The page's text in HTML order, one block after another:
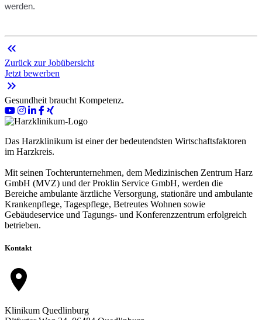
werden.
keyboard_double_arrow_left
Zurück zur Jobübersicht
Jetzt bewerben
keyboard_double_arrow_right
Gesundheit braucht Kompetenz.
Das Harzklinikum ist einer der bedeutendsten Wirtschaftsfaktoren
im Harzkreis.
Mit seinen Tochterunternehmen, dem Medizinischen Zentrum Harz
GmbH (MVZ) und der Proklin Service GmbH, werden die
Bereiche ambulante ärztliche Versorgung, stationäre und ambulante
Krankenpflege, Tagespflege, Betreutes Wohnen sowie
Gebäudeservice und Tagungs- und Konferenzzentrum erfolgreich
betrieben.
Kontakt
location_on
Klinikum Quedlinburg